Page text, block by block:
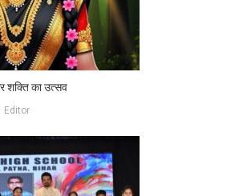
शक्ति का उत्सव
Editor